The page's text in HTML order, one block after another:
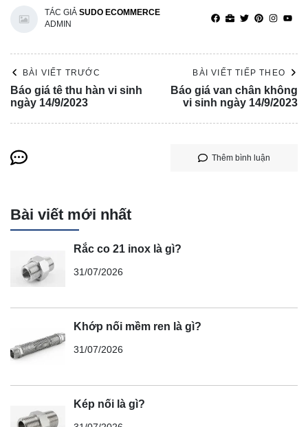
TÁC GIẢ SUDO ECOMMERCE
ADMIN
BÀI VIẾT TRƯỚC
Báo giá tê thu hàn vi sinh
ngày 14/9/2023
BÀI VIẾT TIẾP THEO
Báo giá van chân không
vi sinh ngày 14/9/2023
Thêm bình luận
Bài viết mới nhất
Rắc co 21 inox là gì?
31/07/2026
Khớp nối mềm ren là gì?
31/07/2026
Kép nối là gì?